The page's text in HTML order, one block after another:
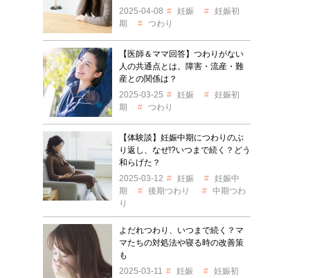
2025-04-08
妊娠
妊娠初
期
つわり
【医師＆ママ回答】つわりがない
人の共通点とは。障害・流産・難
産との関係は？
2025-03-25
妊娠
妊娠初
期
つわり
【体験談】妊娠中期につわりのぶ
り返し、なぜ!?いつまで続く？どう
和らげた？
2025-03-12
妊娠
妊娠中
期
後期つわり
中期つわ
り
よだれつわり、いつまで続く？マ
マたちの対処法や寝る時の改善策
も
2025-03-11
妊娠
妊娠初